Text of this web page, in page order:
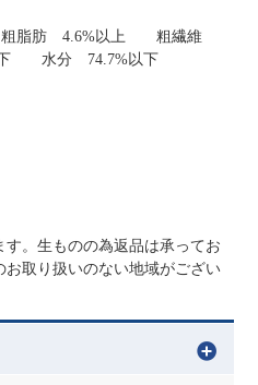
脂肪 4.6%以上 粗繊維
水分 74.7%以下
。生ものの為返品は承ってお
お取り扱いのない地域がござい